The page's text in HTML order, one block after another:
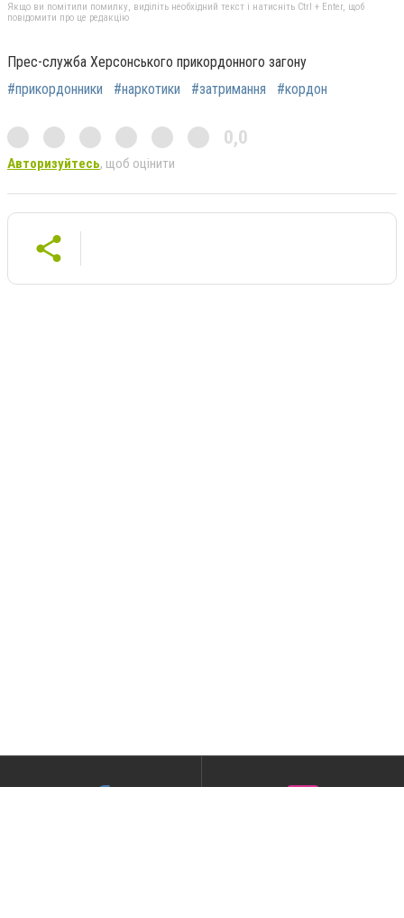
Якщо ви помітили помилку, виділіть необхідний текст і натисніть Ctrl + Enter, щоб
повідомити про це редакцію
Прес-служба Херсонського прикордонного загону
#прикордонники
#наркотики #затримання #кордон
0,0
Авторизуйтесь, щоб оцінити